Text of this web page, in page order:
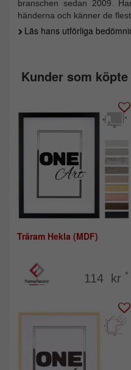
branschen sedan 2009.
händerna och känner de
Läs hans utförliga
Kunder som
Träram Hekla (MDF)
114 kr *